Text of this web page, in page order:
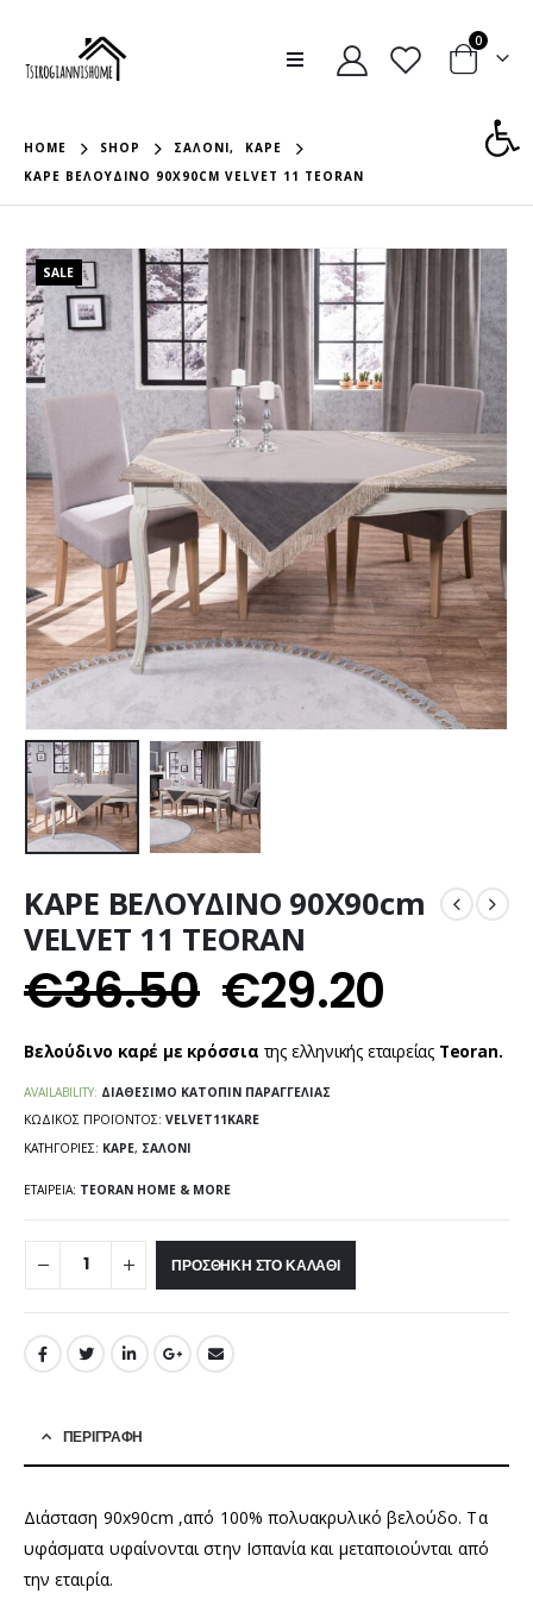
0
HOME SHOP ΣΑΛΌΝΙ,
ΚΑΡΈ
ΚΑΡΕ ΒΕΛΟΥΔΙΝΟ 90X90CM VELVET 11 TEORAN
SALE
ΚΑΡΕ ΒΕΛΟΥΔΙΝΟ 90X90cm
VELVET 11 TEORAN
€36.50 €29.20
Βελούδινο καρέ με κρόσσια της ελληνικής εταιρείας Teoran.
AVAILABILITY: ΔΙΑΘΈΣΙΜΟ ΚΑΤΌΠΙΝ ΠΑΡΑΓΓΕΛΊΑΣ
ΚΩΔΙΚΌΣ ΠΡΟΪΌΝΤΟΣ: VELVET11KARE
ΚΑΤΗΓΟΡΊΕΣ: ΚΑΡΈ, ΣΑΛΌΝΙ
ΕΤΑΙΡΕΊΑ: TEORAN HOME & MORE
ΠΡΟΣΘΉΚΗ ΣΤΟ ΚΑΛΆΘΙ
ΠΕΡΙΓΡΑΦΉ
Διάσταση 90x90cm ,από 100% πολυακρυλικό βελούδο. Τα
υφάσματα υφαίνονται στην Ισπανία και μεταποιούνται από
την εταιρία.